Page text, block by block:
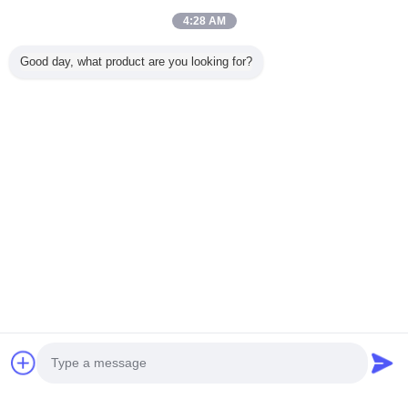
Verified Suplier
4:28 AM
Good day, what product are you looking for?